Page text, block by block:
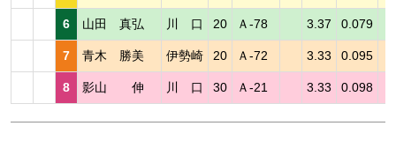
6 山田 真弘 川 口 20 Ａ-78 3.37 0.079
7 青木 勝美 伊勢崎 20 Ａ-72 3.33 0.095
8 影山 伸 川 口 30 Ａ-21 3.33 0.098